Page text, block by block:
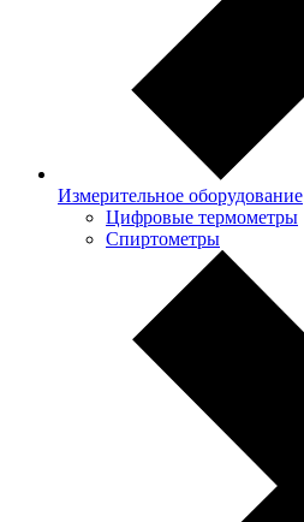
Измерительное оборудование
Цифровые термометры
Спиртометры